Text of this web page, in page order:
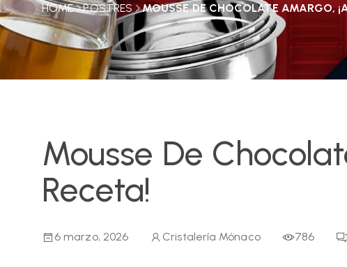
HOME POSTRES MOUSSE DE CHOCOLATE AMARGO,
Mousse De
Receta!
6 marzo, 2026 Cristalería Mónaco 786